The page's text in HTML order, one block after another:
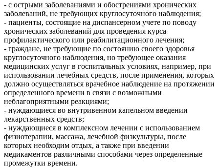
- с острыми заболеваниями и обострениями хронических
заболеваний, не требующих круглосуточного наблюдения;
- пациенты, состоящие на диспансерном учете по поводу
хронических заболеваний для проведения курса
профилактического или реабилитационного лечения;
- граждане, не требующие по состоянию своего здоровья
круглосуточного наблюдения, но требующее оказания
медицинских услуг в госпитальных условиях, например, при
использовании лечебных средств, после применения, которых
должно осуществляться врачебное наблюдение на протяжении
определенного времени в связи с возможными
неблагоприятными реакциями;
- нуждающиеся во внутривенном капельном введении
лекарственных средств;
- нуждающиеся в комплексном лечении с использованием
физиотерапии, массажа, лечебной физкультуры, после
которых необходим отдых, а также при введении
медикаментов различными способами через определенные
промежутки времени.